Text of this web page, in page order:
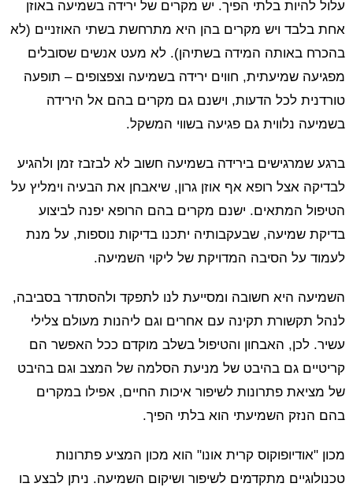
עלול להיות בלתי הפיך. יש מקרים של ירידה בשמיעה באוזן
אחת בלבד ויש מקרים בהן היא מתרחשת בשתי האוזניים (לא
בהכרח באותה המידה בשתיהן). לא מעט אנשים שסובלים
מפגיעה שמיעתית, חווים ירידה בשמיעה וצפצופים – תופעה
טורדנית לכל הדעות, וישנם גם מקרים בהם אל הירידה
בשמיעה נלווית גם פגיעה בשווי המשקל.
ברגע שמרגישים בירידה בשמיעה חשוב לא לבזבז זמן ולהגיע
לבדיקה אצל רופא אף אוזן גרון, שיאבחן את הבעיה וימליץ על
הטיפול המתאים. ישנם מקרים בהם הרופא יפנה לביצוע
בדיקת שמיעה, שבעקבותיה יתכנו בדיקות נוספות, על מנת
לעמוד על הסיבה המדויקת של ליקוי השמיעה.
השמיעה היא חשובה ומסייעת לנו לתפקד ולהסתדר בסביבה,
לנהל תקשורת תקינה עם אחרים וגם ליהנות מעולם צלילי
עשיר. לכן, האבחון והטיפול בשלב מוקדם ככל האפשר הם
קריטיים גם בהיבט של מניעת הסלמה של המצב וגם בהיבט
של מציאת פתרונות לשיפור איכות החיים, אפילו במקרים
בהם הנזק השמיעתי הוא בלתי הפיך.
מכון "אודיופוקוס קרית אונו" הוא מכון המציע פתרונות
טכנולוגיים מתקדמים לשיפור ושיקום השמיעה. ניתן לבצע בו